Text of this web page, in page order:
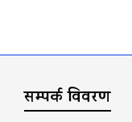
सम्पर्क विवरण